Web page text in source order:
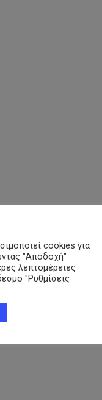
cookies για
"Αποδοχή"
λεπτομέρειες
"Ρυθμίσεις